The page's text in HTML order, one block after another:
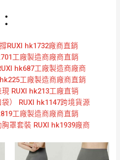
RUXI hk1732廠商直銷
工廠製造商廠商直銷
hk687工廠製造商廠商
工廠製造商廠商直銷
RUXI hk213工廠直销
） RUXI hk1147跨境貨源
工廠製造商廠商直銷
罩套裝 RUXI hk1939廠商